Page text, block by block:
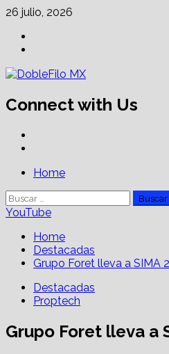
Skip
content
26 julio, 2026
Connect with Us
PrimaryHome
Buscar:
YouTube
Home
Destacadas
Grupo Foret lleva a SIMA
Destacadas
Proptech
Grupo Foret lleva a